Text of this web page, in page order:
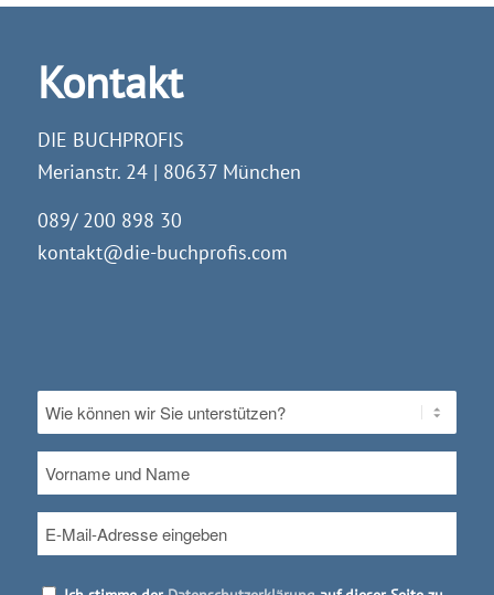
Kontakt
DIE BUCHPROFIS
Merianstr. 24 | 80637 München
089/ 200 898 30
kontakt@die-buchprofis.com
Ohne
Titel *
und
Name
Mail *
Datenschutz